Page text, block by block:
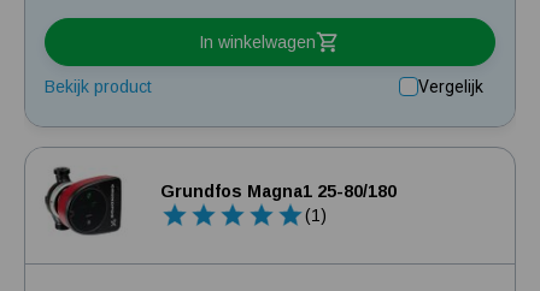
In winkelwagen
Bekijk product Vergelijk
Grundfos Magna1 25-80/180
(1)